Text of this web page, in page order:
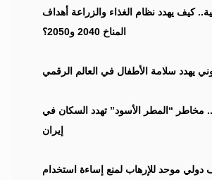
كيف يهدد نظام الغذاء والزراعة أهداف
المناخ 2040 و2050؟
يهدد سلامة الأطفال في العالم الرقمي
مخاطر “المطر الأسود” تهدد السكان في
إيران
دولي موحد للإرهاب لمنع إساءة استخدام